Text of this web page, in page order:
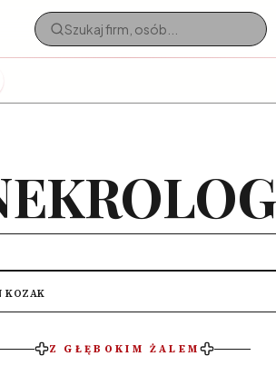
KOZAK
Z GŁĘBOKIM ŻALEM